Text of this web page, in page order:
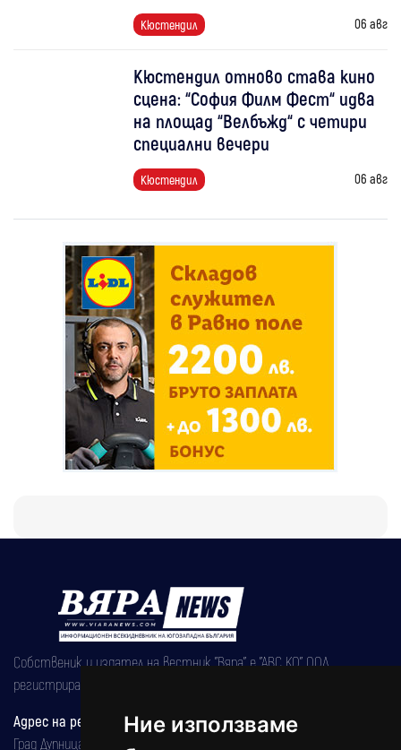
Ние използваме
Кюстендил 06 авг
Кюстендил отново става кино
сцена: “София Филм Фест“ идва
на площад “Велбъжд“ с четири
специални вечери
Кюстендил 06 авг
Собственик и издател на вестник "Вяра" е "АВС КО" ООД,
регистрирана на 08.05.2002 година.
Адрес на редакцията
Град Дупница, ул.''Христо Ботев" 43